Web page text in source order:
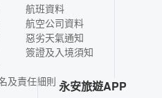
航班資料
航空公司資料
惡劣天氣通知
簽證及入境須知
及責任細則 永安旅遊APP